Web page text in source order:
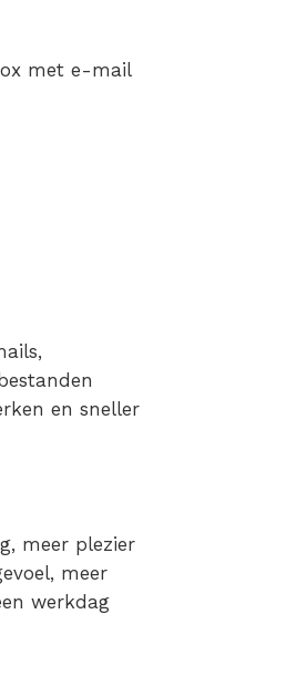
met e-mail
en sneller
meer plezier
meer
werkdag